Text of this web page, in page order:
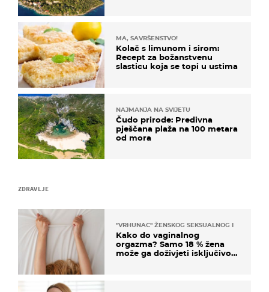
ZDRAVLJE
"VRHUNAC" ŽENSKOG SEKSUALNOG ISKUSTVA
Kako do vaginalnog
orgazma? Samo 18 % žena
može ga doživjeti isključivo
MA, SAVRŠENSTVO!
Kolač s limunom i sirom:
Recept za božanstvenu
slasticu koja se topi u ustima
NAJMANJA NA SVIJETU
Čudo prirode: Predivna
pješčana plaža na 100 metara
od mora